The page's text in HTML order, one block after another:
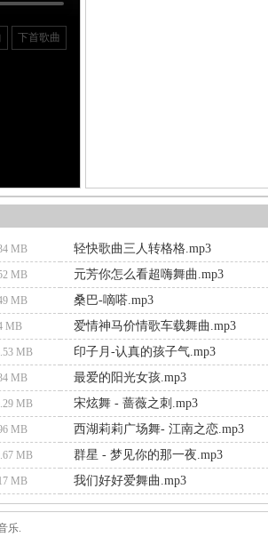
下首歌曲
MB 轻快歌曲三人转格格.mp3
MB 元芳你怎么看超嗨舞曲.mp3
MB 桑巴-嘀嗒.mp3
MB 爱情神马价情歌车载舞曲.mp3
MB 印子月-认真的孩子气.mp3
MB 最爱的阳光女孩.mp3
MB 宋炫舞 - 蔷薇之刺.mp3
MB 西湖莉莉广场舞- 江南之恋.mp3
MB 群星 - 梦见你的那一夜.mp3
MB 我们好好爱舞曲.mp3
乐.